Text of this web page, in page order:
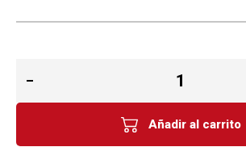
Añadir al carrito